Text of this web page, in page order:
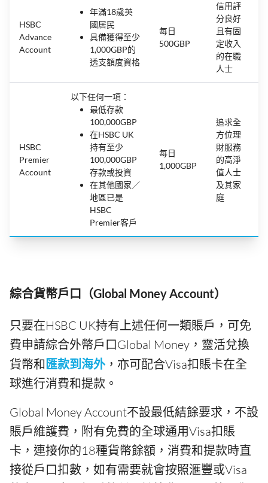
HSBC
Advance
Account
年滿18歲英
國居民
具備獲得至少
1,000GBP的
透支額度資格
每日
500GBP
信用評
分良好
且有固
定收入
的在職
人士
HSBC
Premier
Account
以下任何一項：
最低存款
100,000GBP
在HSBC UK
持有至少
100,000GBP
存款或投資
在其他國家／
地區已是
HSBC
Premier客戶
每日
1,000GBP
追求全
方位理
財服務
的高淨
值人士
及其家
庭
綜合貨幣戶口（Global Money Account）
只要在HSBC UK持有上述任何一類賬戶，可免
費申請綜合外幣戶口Global Money，靈活兌換
貨幣和 匯款到海外 ，亦可配合Visa扣賬卡在全
球進行消費和提款。
Global Money Account不設最低結餘要求，不設
賬戶維護費，附有免費的全球通用Visa扣賬
卡，連接你的18種貨幣餘額，消費和提款時直
接從戶口扣數，如有需要就會按照滙豐或Visa